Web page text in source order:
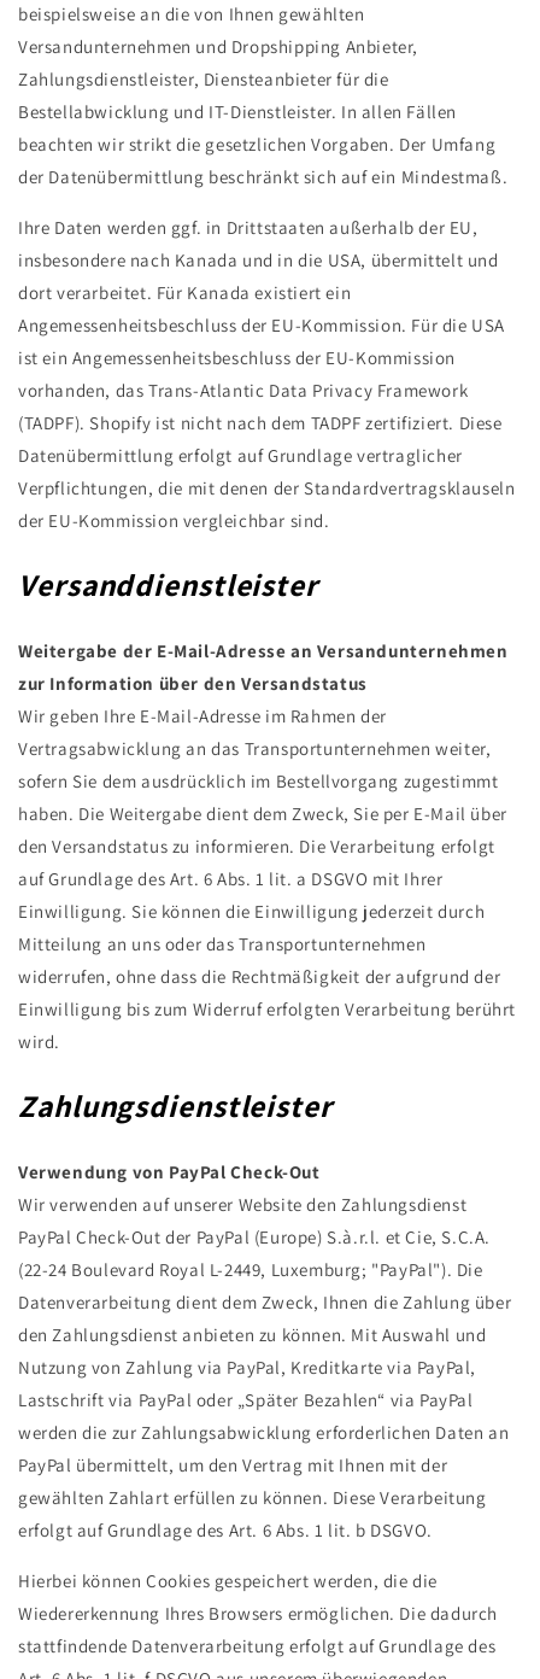
beispielsweise an die von Ihnen gewählten
Versandunternehmen und Dropshipping Anbieter,
Zahlungsdienstleister, Diensteanbieter für die
Bestellabwicklung und IT-Dienstleister. In allen Fällen
beachten wir strikt die gesetzlichen Vorgaben. Der Umfang
der Datenübermittlung beschränkt sich auf ein Mindestmaß.
Ihre Daten werden ggf. in Drittstaaten außerhalb der EU,
insbesondere nach Kanada und in die USA, übermittelt und
dort verarbeitet. Für Kanada existiert ein
Angemessenheitsbeschluss der EU-Kommission. Für die USA
ist ein Angemessenheitsbeschluss der EU-Kommission
vorhanden, das Trans-Atlantic Data Privacy Framework
(TADPF). Shopify ist nicht nach dem TADPF zertifiziert. Diese
Datenübermittlung erfolgt auf Grundlage vertraglicher
Verpflichtungen, die mit denen der Standardvertragsklauseln
der EU-Kommission vergleichbar sind.
Versanddienstleister
Weitergabe der E-Mail-Adresse an Versandunternehmen
zur Information über den Versandstatus
Wir geben Ihre E-Mail-Adresse im Rahmen der
Vertragsabwicklung an das Transportunternehmen weiter,
sofern Sie dem ausdrücklich im Bestellvorgang zugestimmt
haben. Die Weitergabe dient dem Zweck, Sie per E-Mail über
den Versandstatus zu informieren. Die Verarbeitung erfolgt
auf Grundlage des Art. 6 Abs. 1 lit. a DSGVO mit Ihrer
Einwilligung. Sie können die Einwilligung jederzeit durch
Mitteilung an uns oder das Transportunternehmen
widerrufen, ohne dass die Rechtmäßigkeit der aufgrund der
Einwilligung bis zum Widerruf erfolgten Verarbeitung berührt
wird.
Zahlungsdienstleister
Verwendung von PayPal Check-Out
Wir verwenden auf unserer Website den Zahlungsdienst
PayPal Check-Out der PayPal (Europe) S.à.r.l. et Cie, S.C.A.
(22-24 Boulevard Royal L-2449, Luxemburg; "PayPal"). Die
Datenverarbeitung dient dem Zweck, Ihnen die Zahlung über
den Zahlungsdienst anbieten zu können. Mit Auswahl und
Nutzung von Zahlung via PayPal, Kreditkarte via PayPal,
Lastschrift via PayPal oder „Später Bezahlen“ via PayPal
werden die zur Zahlungsabwicklung erforderlichen Daten an
PayPal übermittelt, um den Vertrag mit Ihnen mit der
gewählten Zahlart erfüllen zu können. Diese Verarbeitung
erfolgt auf Grundlage des Art. 6 Abs. 1 lit. b DSGVO.
Hierbei können Cookies gespeichert werden, die die
Wiedererkennung Ihres Browsers ermöglichen. Die dadurch
stattfindende Datenverarbeitung erfolgt auf Grundlage des